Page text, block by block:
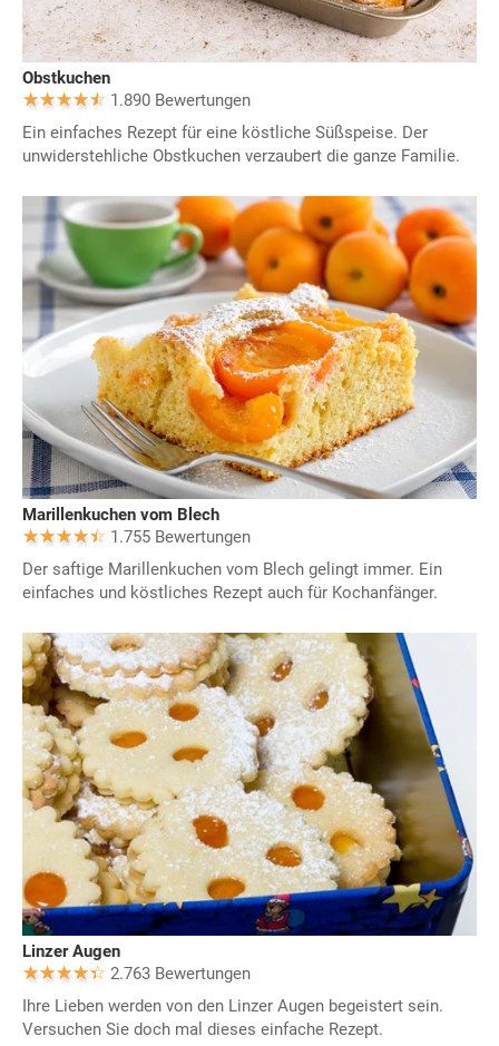
Obstkuchen
1.890 Bewertungen
Ein einfaches Rezept für eine köstliche Süßspeise. Der
unwiderstehliche Obstkuchen verzaubert die ganze Familie.
Marillenkuchen vom Blech
1.755 Bewertungen
Der saftige Marillenkuchen vom Blech gelingt immer. Ein
einfaches und köstliches Rezept auch für Kochanfänger.
Linzer Augen
2.763 Bewertungen
Ihre Lieben werden von den Linzer Augen begeistert sein.
Versuchen Sie doch mal dieses einfache Rezept.